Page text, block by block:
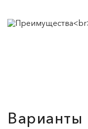
Варианты